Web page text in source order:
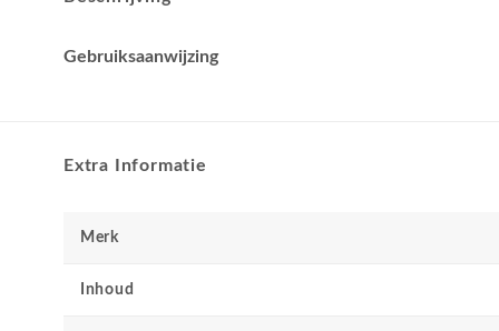
Gebruiksaanwijzing
Extra Informatie
Merk
Inhoud